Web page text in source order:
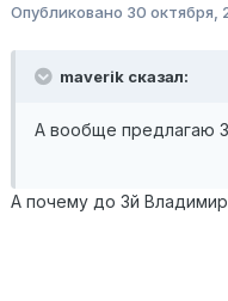
Опубликовано 30 октября,
maverik сказал:
А вообще предлагаю
А почему до 3й